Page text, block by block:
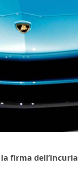
dell’incuria